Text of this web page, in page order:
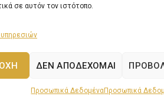
σε αυτόν τον ιστότοπο.
υπηρεσιών
ΔΕΝ ΑΠΟΔΈΧΟΜΑΙ
Προσωπικά ΔεδομέναΠροσωπικά